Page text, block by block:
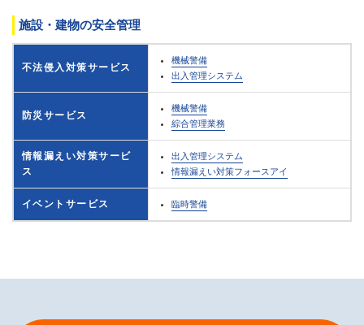
施設・建物の安全管理
不法侵入対策サービス
機械警備
出入管理システム
防災サービス
機械警備
綜合管理業務
情報漏えい対策サービ
ス
出入管理システム
情報漏えい対策フォースアイ
イベントサービス 臨時警備